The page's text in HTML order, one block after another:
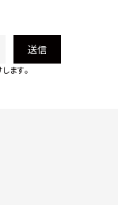
送信
ます。